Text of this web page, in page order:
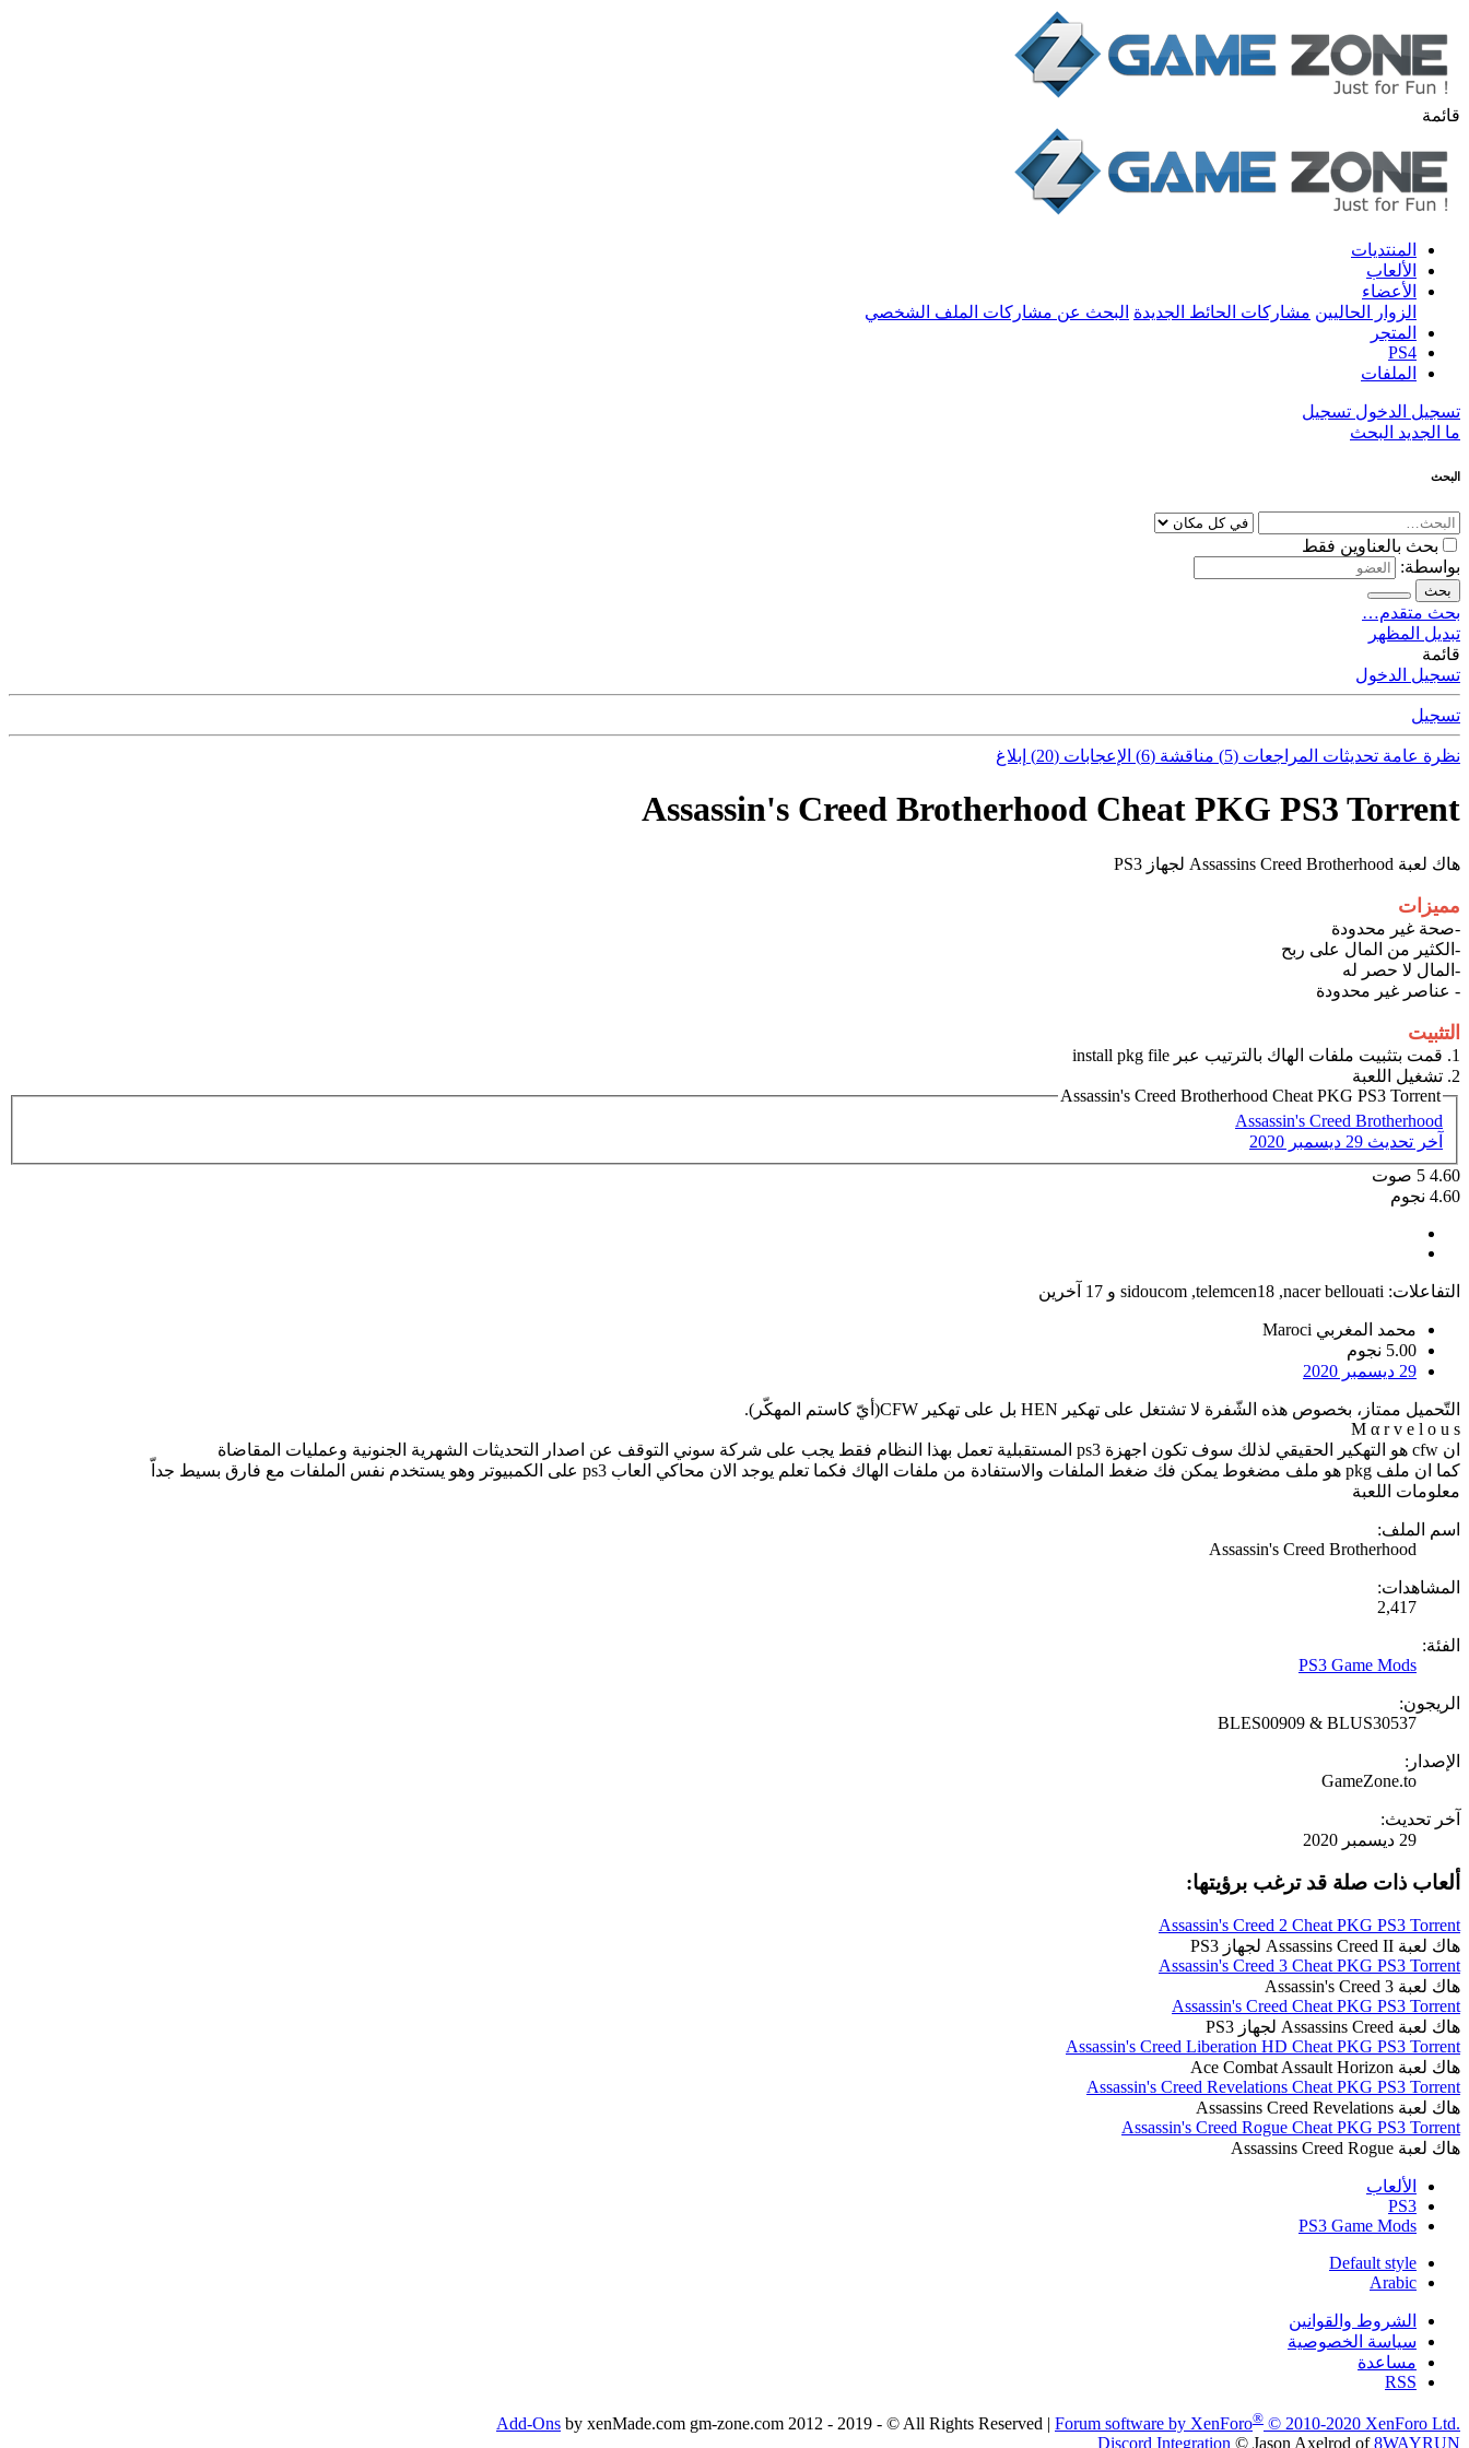
قائمة
المنتديات
الألعاب
الأعضاء
الزوار الحاليين مشاركات الحائط الجديدة البحث عن مشاركات الملف الشخصي
المتجر
PS4
الملفات
تسجيل الدخول تسجيل
ما الجديد البحث
البحث
بحث بالعناوين فقط
بواسطة:
بحث
بحث متقدم…
تبديل المظهر
قائمة
تسجيل الدخول
تسجيل
نظرة عامة تحديثات المراجعات (5) مناقشة (6) الإعجابات (20) إبلاغ
Assassin's Creed Brotherhood Cheat PKG PS3 Torrent
هاك لعبة Assassins Creed Brotherhood لجهاز PS3
مميزات
-صحة غير محدودة
-الكثير من المال على ربح
-المال لا حصر له
- عناصر غير محدودة
التثبيت
1. قمت بتثبيت ملفات الهاك بالترتيب عبر install pkg file
2. تشغيل اللعبة
Assassin's Creed Brotherhood Cheat PKG PS3 Torrent
Assassin's Creed Brotherhood
آخر تحديث 29 ديسمبر 2020
4.60
5 صوت
4.60 نجوم
التفاعلات: nacer bellouati
,
telemcen18
,
sidoucom و 17 آخرين
محمد المغربي Maroci
5.00 نجوم
29 ديسمبر 2020
التّحميل ممتاز، بخصوص هذه الشّفرة لا تشتغل على تهكير HEN بل على تهكير CFW(أيّ كاستم المهكّر).
M α r v e l o u s
ان cfw هو التهكير الحقيقي لذلك سوف تكون اجهزة ps3 المستقبلية تعمل بهذا النظام فقط يجب على شركة سوني التوقف عن اصدار التحديثات الشهرية الجنونية وعمليات المقاضاة
كما ان ملف pkg هو ملف مضغوط يمكن فك ضغط الملفات والاستفادة من ملفات الهاك فكما تعلم يوجد الان محاكي العاب ps3 على الكمبيوتر وهو يستخدم نفس الملفات مع فارق بسيط جداّ
معلومات اللعبة
اسم الملف:
Assassin's Creed Brotherhood
المشاهدات:
2,417
الفئة:
PS3 Game Mods
الريجون:
BLES00909 & BLUS30537
الإصدار:
GameZone.to
آخر تحديث:
29 ديسمبر 2020
ألعاب ذات صلة قد ترغب برؤيتها:
Assassin's Creed 2 Cheat PKG PS3 Torrent
هاك لعبة Assassins Creed II لجهاز PS3
Assassin's Creed 3 Cheat PKG PS3 Torrent
هاك لعبة Assassin's Creed 3
Assassin's Creed Cheat PKG PS3 Torrent
هاك لعبة Assassins Creed لجهاز PS3
Assassin's Creed Liberation HD Cheat PKG PS3 Torrent
هاك لعبة Ace Combat Assault Horizon
Assassin's Creed Revelations Cheat PKG PS3 Torrent
هاك لعبة Assassins Creed Revelations
Assassin's Creed Rogue Cheat PKG PS3 Torrent
هاك لعبة Assassins Creed Rogue
الألعاب
PS3
PS3 Game Mods
Default style
Arabic
الشروط والقوانين
سياسة الخصوصية
مساعدة
RSS
Forum software by XenForo® © 2010-2020 XenForo Ltd.
|
Add-Ons by xenMade.com gm-zone.com 2012 - 2019 - © All Rights Reserved
Discord Integration © Jason Axelrod of8WAYRUN